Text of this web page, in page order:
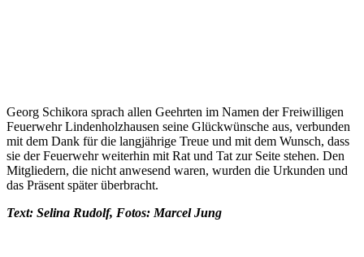
Georg Schikora sprach allen Geehrten im Namen der Freiwilligen
Feuerwehr Lindenholzhausen seine Glückwünsche aus, verbunden
mit dem Dank für die langjährige Treue und mit dem Wunsch, dass
sie der Feuerwehr weiterhin mit Rat und Tat zur Seite stehen. Den
Mitgliedern, die nicht anwesend waren, wurden die Urkunden und
das Präsent später überbracht.
Text: Selina Rudolf, Fotos: Marcel Jung